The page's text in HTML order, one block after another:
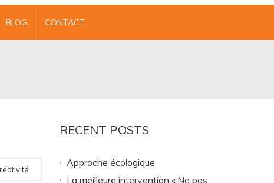
BLOG CONTACT
RECENT POSTS
Approche écologique
La meilleure intervention « Ne pas